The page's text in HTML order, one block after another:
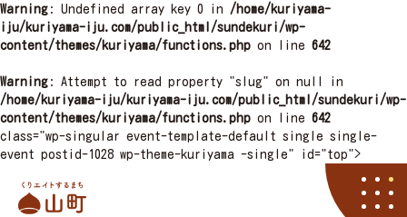
Warning : Undefined array key 0 in /home/kuriyama-
iju/kuriyama-iju.com/public_html/sundekuri/wp-
content/themes/kuriyama/functions.php on line 642
Warning : Attempt to read property "slug" on null in
/home/kuriyama-iju/kuriyama-iju.com/public_html/sundekuri/wp-
content/themes/kuriyama/functions.php on line 642
class="wp-singular event-template-default single single-
event postid-1028 wp-theme-kuriyama -single" id="top">